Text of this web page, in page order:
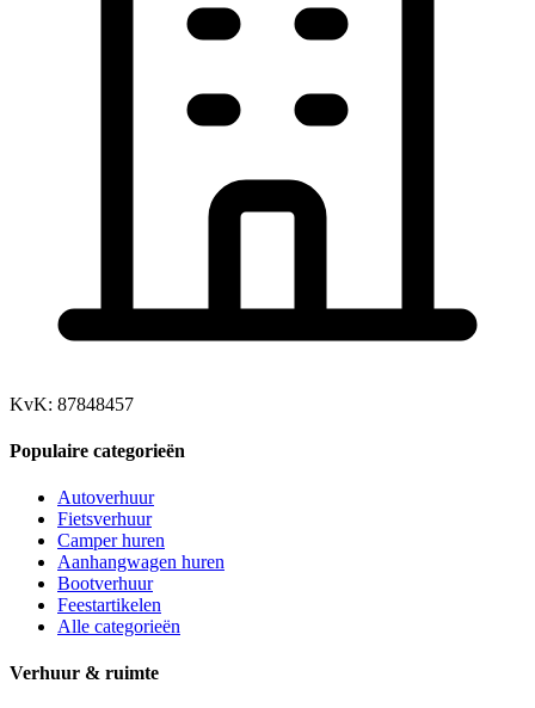
KvK: 87848457
Populaire categorieën
Autoverhuur
Fietsverhuur
Camper huren
Aanhangwagen huren
Bootverhuur
Feestartikelen
Alle categorieën
Verhuur & ruimte